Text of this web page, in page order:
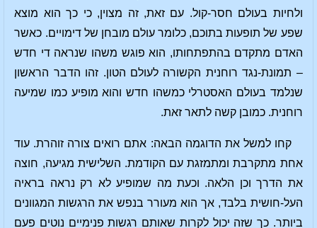
ולחיות בעולם חסר-קול. עם זאת, זה מצוין, כי כך הוא מוצא
שפע של תופעות בתוכם, כלומר עולם מובחן של דימויים. כאשר
האדם מתקדם בהתפתחותו, הוא פוגש משהו שנראה די חדש
– תמונת-נגד רוחנית הקשורה לעולם הטון. זהו הדבר הראשון
שנלמד בעולם האסטרלי כמשהו חדש והוא מופיע כמו שמיעה
רוחנית. כמובן קשה לתאר זאת.
קחו למשל את הדוגמה הבאה: אתם רואים צורה זוהרת. עוד
אחת מתקרבת ומתמזגת עם הקודמת. השלישית מגיעה, חוצה
את הדרך וכן הלאה. וכעת מה שמופיע לא רק נראה בראיה
העל-חושית בלבד, אך הוא מעורר בנפש את הרגשות המגוונים
ביותר. כך שזה יכול לקרות שאותם רגשות פנימיים נוטים פעם